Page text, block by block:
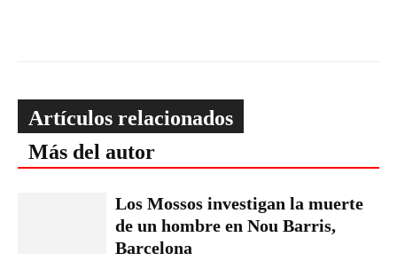
Artículos relacionados
Más del autor
Los Mossos investigan la muerte
de un hombre en Nou Barris,
Barcelona